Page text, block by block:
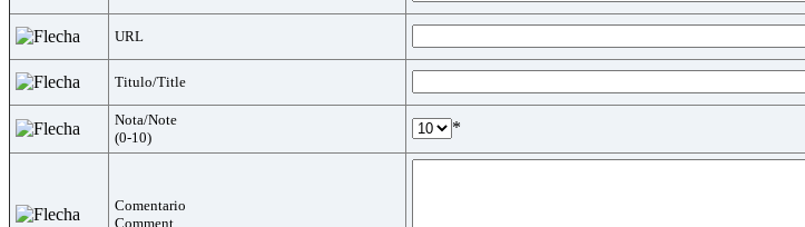
URL
Titulo/Title
Nota/Note
(0-10)
*
Comentario
Comment